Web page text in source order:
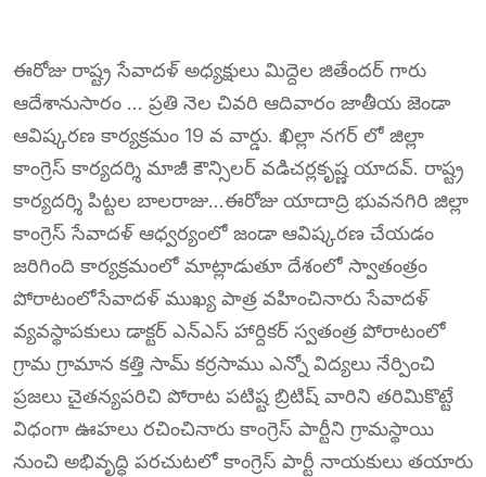
ఈరోజు రాష్ట్ర సేవాదళ్ అధ్యక్షులు మిద్దెల జితేందర్ గారు
ఆదేశానుసారం … ప్రతి నెల చివరి ఆదివారం జాతీయ జెండా
ఆవిష్కరణ కార్యక్రమం 19 వ వార్డు. ఖిల్లా నగర్ లో జిల్లా
కాంగ్రెస్ కార్యదర్శి మాజీ కౌన్సిలర్ వడిచర్లకృష్ణ యాదవ్. రాష్ట్ర
కార్యదర్శి పిట్టల బాలరాజు…ఈరోజు యాదాద్రి భువనగిరి జిల్లా
కాంగ్రెస్ సేవాదళ్ ఆధ్వర్యంలో జండా ఆవిష్కరణ చేయడం
జరిగింది కార్యక్రమంలో మాట్లాడుతూ దేశంలో స్వాతంత్రం
పోరాటంలోసేవాదళ్ ముఖ్య పాత్ర వహించినారు సేవాదళ్
వ్యవస్థాపకులు డాక్టర్ ఎన్ఎస్ హార్దికర్ స్వతంత్ర పోరాటంలో
గ్రామ గ్రామాన కత్తి సామ్ కర్రసాము ఎన్నో విద్యలు నేర్పించి
ప్రజలు చైతన్యపరిచి పోరాట పటిష్ట బ్రిటిష్ వారిని తరిమికొట్టే
విధంగా ఊహలు రచించినారు కాంగ్రెస్ పార్టీని గ్రామస్థాయి
నుంచి అభివృద్ధి పరచుటలో కాంగ్రెస్ పార్టీ నాయకులు తయారు